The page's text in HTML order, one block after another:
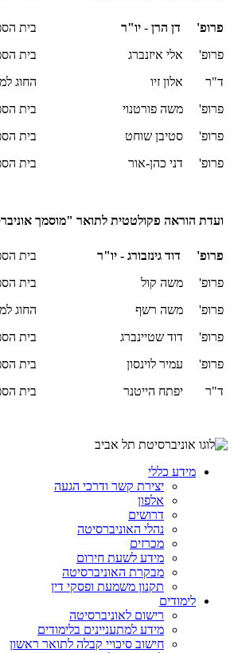
פרופ' דן הרן - יו"ר
פרופ' אלי איזנברג
ד"ר אלון זיו
פרופ' משה פורטנוי
פרופ' סטיבן שוחט
פרופ' דני כהן-אור
בית
בית
החוג
בית
בית
בית
ועדת הוראה פקולטטית לתואר "מוסמך
פרופ' דוד גינזבורג - יו"ר
פרופ' משה קול
פרופ' משה רשף
פרופ' דוד שטיינברג
פרופ' עמיר לוינסון
ד"ר יפתח הייטנר
בית
בית
החוג
בית
בית
בית
מידע כללי
יצירת קשר ודרכי הגעה
אלפון
דרושים
נהלי האוניברסיטה
מכרזים
מידע לשעת חירום
מבקרת האוניברסיטה
תקנון משמעת ופסקי דין
לימודים
רישום לאוניברסיטה
מידע למתעניינים בלימודים
חישוב סיכויי קבלה לתואר ראשון